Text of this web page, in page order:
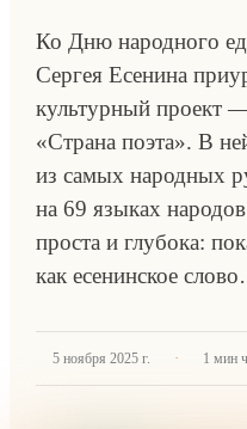
Ко Дню народного
Сергея Есенина
культурный проект
«Страна поэта». В
из самых народных
на 69 языках
проста и глубока:
как есенинское
5 ноября 2025 г. · 1 мин